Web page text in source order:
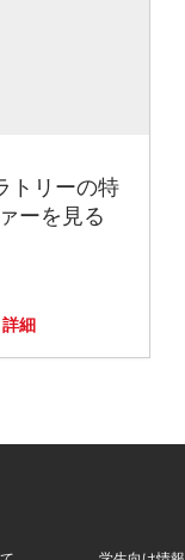
トリーの特
ーを見る
詳細